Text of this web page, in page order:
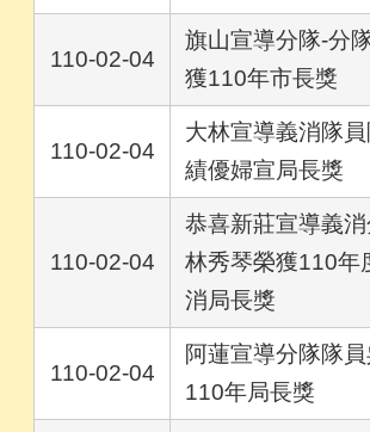
110-02-04
旗山宣導分隊-分
獲110年市長獎
110-02-04
大林宣導義消隊
績優婦宣局長獎
110-02-04
恭喜新莊宣導義
林秀琴榮獲110年
消局長獎
110-02-04
阿蓮宣導分隊隊
110年局長獎